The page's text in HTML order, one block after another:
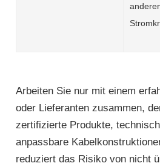
Arbeiten Sie nur mit einem
oder Lieferanten zusammen,
zertifizierte Produkte,
anpassbare
reduziert das Risiko von nicht